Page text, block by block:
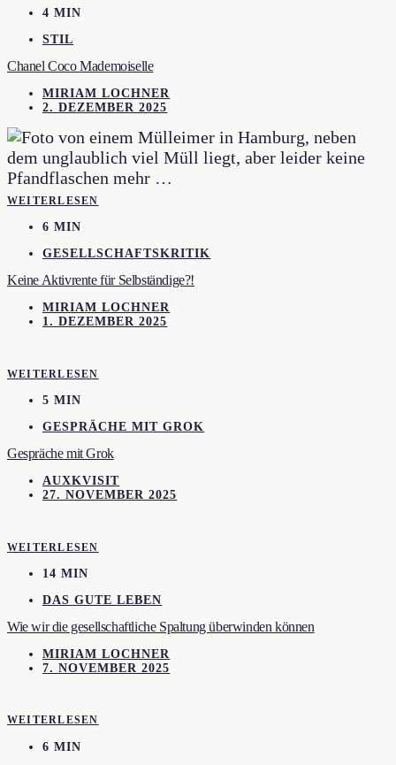
4 MIN
STIL
Chanel Coco Mademoiselle
MIRIAM LOCHNER
2. DEZEMBER 2025
WEITERLESEN
6 MIN
GESELLSCHAFTSKRITIK
Keine Aktivrente für Selbständige?!
MIRIAM LOCHNER
1. DEZEMBER 2025
WEITERLESEN
5 MIN
GESPRÄCHE MIT GROK
Gespräche mit Grok
AUXKVISIT
27. NOVEMBER 2025
WEITERLESEN
14 MIN
DAS GUTE LEBEN
Wie wir die gesellschaftliche Spaltung überwinden können
MIRIAM LOCHNER
7. NOVEMBER 2025
WEITERLESEN
6 MIN